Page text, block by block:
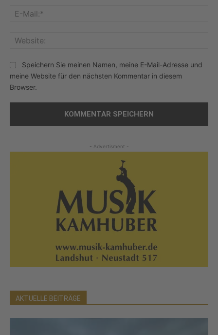
Speichern Sie meinen Namen, meine E-Mail-Adresse und
meine Website für den nächsten Kommentar in diesem
Browser.
- Advertisment -
AKTUELLE BEITRÄGE